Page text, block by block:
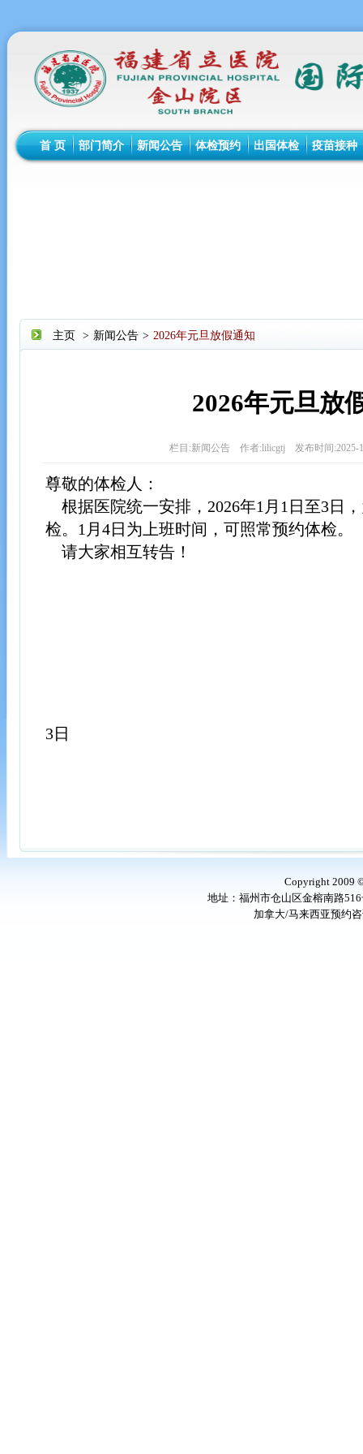
首 页 部门简介 新闻公告 体检预约 出国体检 疫苗接种
主页 > 新闻公告 > 2026年元旦放假通知
2026年元旦放
栏目:新闻公告 作者:lilicgtj 发布时间:2025-
尊敬的体检人：
根据医院统一安排，2026年1月1日至3日
检。1月4日为上班时间，可照常预约体检。
请大家相互转告！
3日
Copyright 2009
地址：福州市仓山区金榕南路
加拿大/马来西亚预约